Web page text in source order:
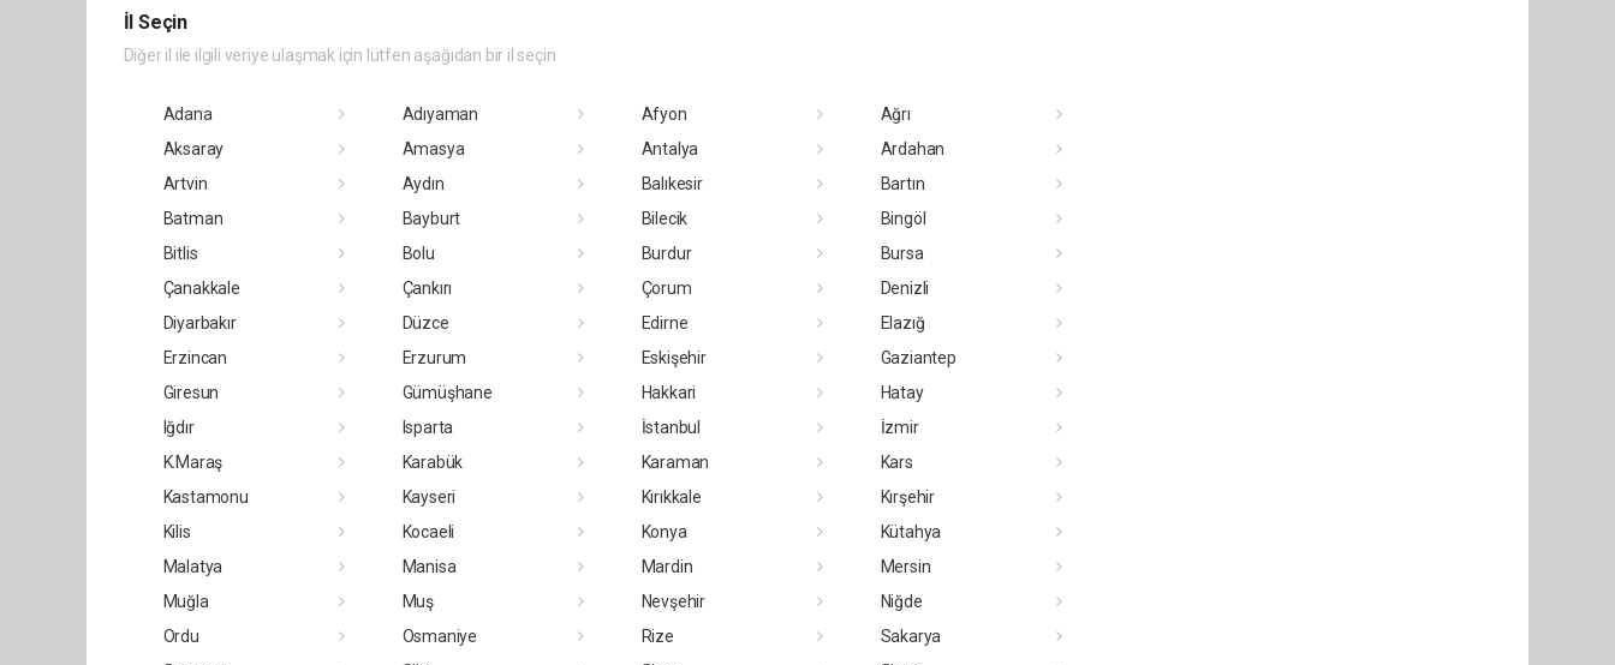
İl Seçin
Diğer il ile ilgili veriye ulaşmak için lütfen aşağıdan bir il seçin
Adana Adıyaman Afyon
Ağrı
Aksaray
Amasya Antalya
Ardahan
Artvin
Aydın Balıkesir
Bartın
Batman
Bayburt Bilecik
Bingöl
Bitlis
Bolu Burdur
Bursa
Çanakkale
Çankırı Çorum
Denizli
Diyarbakır
Düzce Edirne
Elazığ
Erzincan
Erzurum Eskişehir
Gaziantep
Giresun
Gümüşhane Hakkari
Hatay
Iğdır
Isparta İstanbul
İzmir
K.Maraş
Karabük Karaman
Kars
Kastamonu
Kayseri Kırıkkale
Kırşehir
Kilis
Kocaeli Konya
Kütahya
Malatya
Manisa Mardin
Mersin
Muğla
Muş Nevşehir
Niğde
Ordu
Osmaniye Rize
Sakarya